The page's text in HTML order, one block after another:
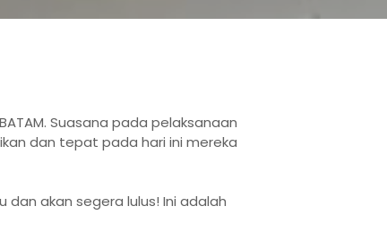
Suasana pada pelaksanaan
dan tepat pada hari ini mereka
akan segera lulus! Ini adalah